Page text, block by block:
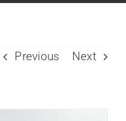
Previous Next